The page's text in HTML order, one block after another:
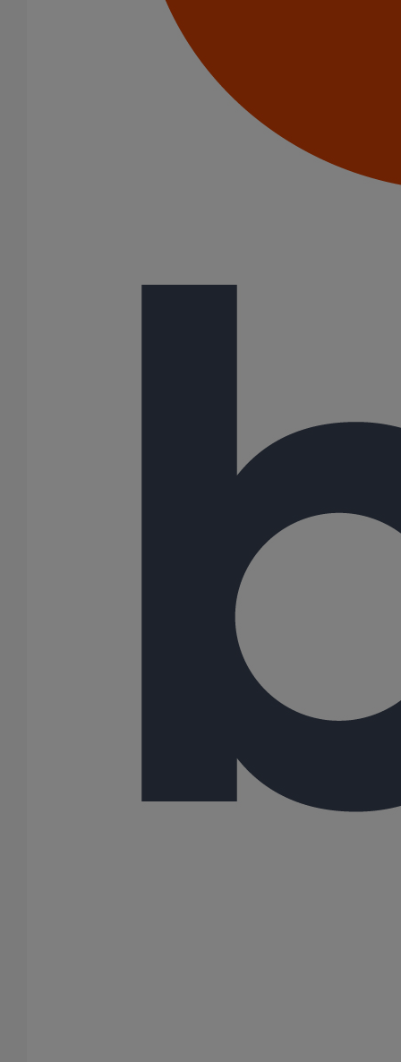
Piquage type collier de prise en charge Pt bossage ELIXAIR
sur Piquage type collier de prise en charge Pt